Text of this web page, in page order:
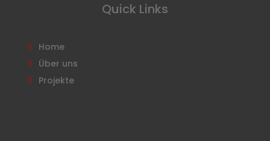
Quick Links
Home
Über uns
Projekte